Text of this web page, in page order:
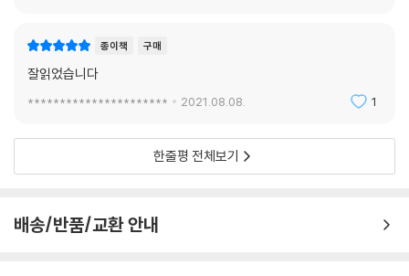
종이책 구매
잘읽었습니다
********************** 2021.08.08. 1
한줄평 전체보기
배송/반품/교환 안내